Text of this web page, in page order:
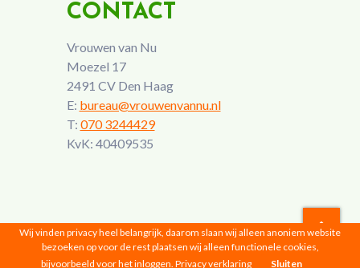
CONTACT
Vrouwen van Nu
Moezel 17
2491 CV Den Haag
E: bureau@vrouwenvannu.nl
T: 070 3244429
KvK: 40409535
Vrouwen van Nu © 2026 |Privacyverklaring
Wij vinden privacy heel belangrijk, daarom slaan wij alleen anoniem website
bezoeken op voor de rest plaatsen wij alleen functionele cookies,
bijvoorbeeld voor het inloggen. Privacy verklaring Sluiten